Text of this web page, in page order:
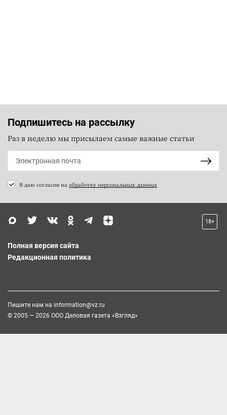
Подпишитесь на рассылку
Раз в неделю мы присылаем самые важные статьи
Я даю согласие на обработку персональных данных
18+
Полная версия сайта
Редакционная политика
Пишите нам на information@vz.ru
© 2005 — 2026 ООО Деловая газета «Взгляд»